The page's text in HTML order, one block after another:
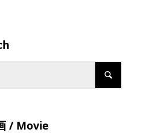
/ Movie